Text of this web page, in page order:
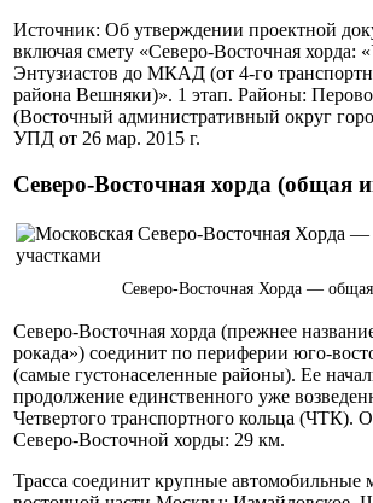
Источник: Об утверждении проектной
включая смету «Северо-Восточная хорда:
Энтузиастов до МКАД (от 4-го
района Вешняки)». 1 этап. Районы:
(Восточный административный округ
УПД от 26 мар. 2015 г.
Северо-Восточная хорда (общая
Северо-Восточная Хорда —
Северо-Восточная хорда (прежнее
рокада») соединит по периферии юго-
(самые густонаселенные районы). Ее
продолжение единственного уже
Четвертого транспортного кольца (ЧТК).
Северо-Восточной хорды: 29 км.
Трасса соединит крупные автомобильные